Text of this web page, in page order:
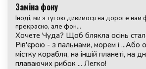
Заміна фону
Іноді, ми з тугою дивимося на дороге
прекрасно, але фон...
Хочете Чуда? Щоб блякла осінь
Рів'єрою - з пальмами, морем і ...Або
містку корабля, на іншій планеті, на
плаваючих рибок ... Легко!